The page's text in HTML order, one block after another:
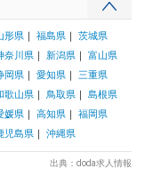
フェーズからは当部署
他事業部やパートナー
形県 福島県
茨城県
奈川県 新潟県
富山県
岡県 愛知県
三重県
歌山県 鳥取県
島根県
媛県 高知県
福岡県
児島県 沖縄県
出典：doda求人情報